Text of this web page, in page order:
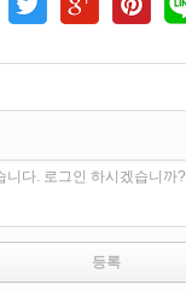
니다. 로그인 하시겠습니까?